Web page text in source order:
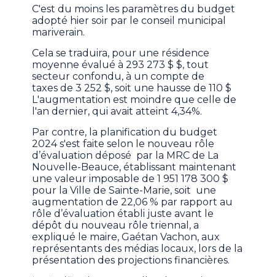
C'est du moins les paramètres du budget
adopté hier soir par le conseil municipal
mariverain.
Cela se traduira, pour une résidence
moyenne évalué à 293 273 $ $, tout
secteur confondu, à un compte de
taxes de 3 252 $, soit une hausse de 110 $
L'augmentation est moindre que celle de
l'an dernier, qui avait atteint 4,34%.
Par contre, la planification du budget
2024 s'est faite selon le nouveau rôle
d’évaluation déposé par la MRC de La
Nouvelle-Beauce, établissant maintenant
une valeur imposable de 1 951 178 300 $
pour la Ville de Sainte-Marie, soit une
augmentation de 22,06 % par rapport au
rôle d’évaluation établi juste avant le
dépôt du nouveau rôle triennal, a
expliqué le maire, Gaétan Vachon, aux
représentants des médias locaux, lors de la
présentation des projections financières.